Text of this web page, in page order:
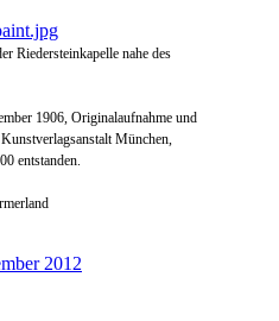
Riedersteinkapelle nahe des
1906, Originalaufnahme und
München,
entstanden.
2012